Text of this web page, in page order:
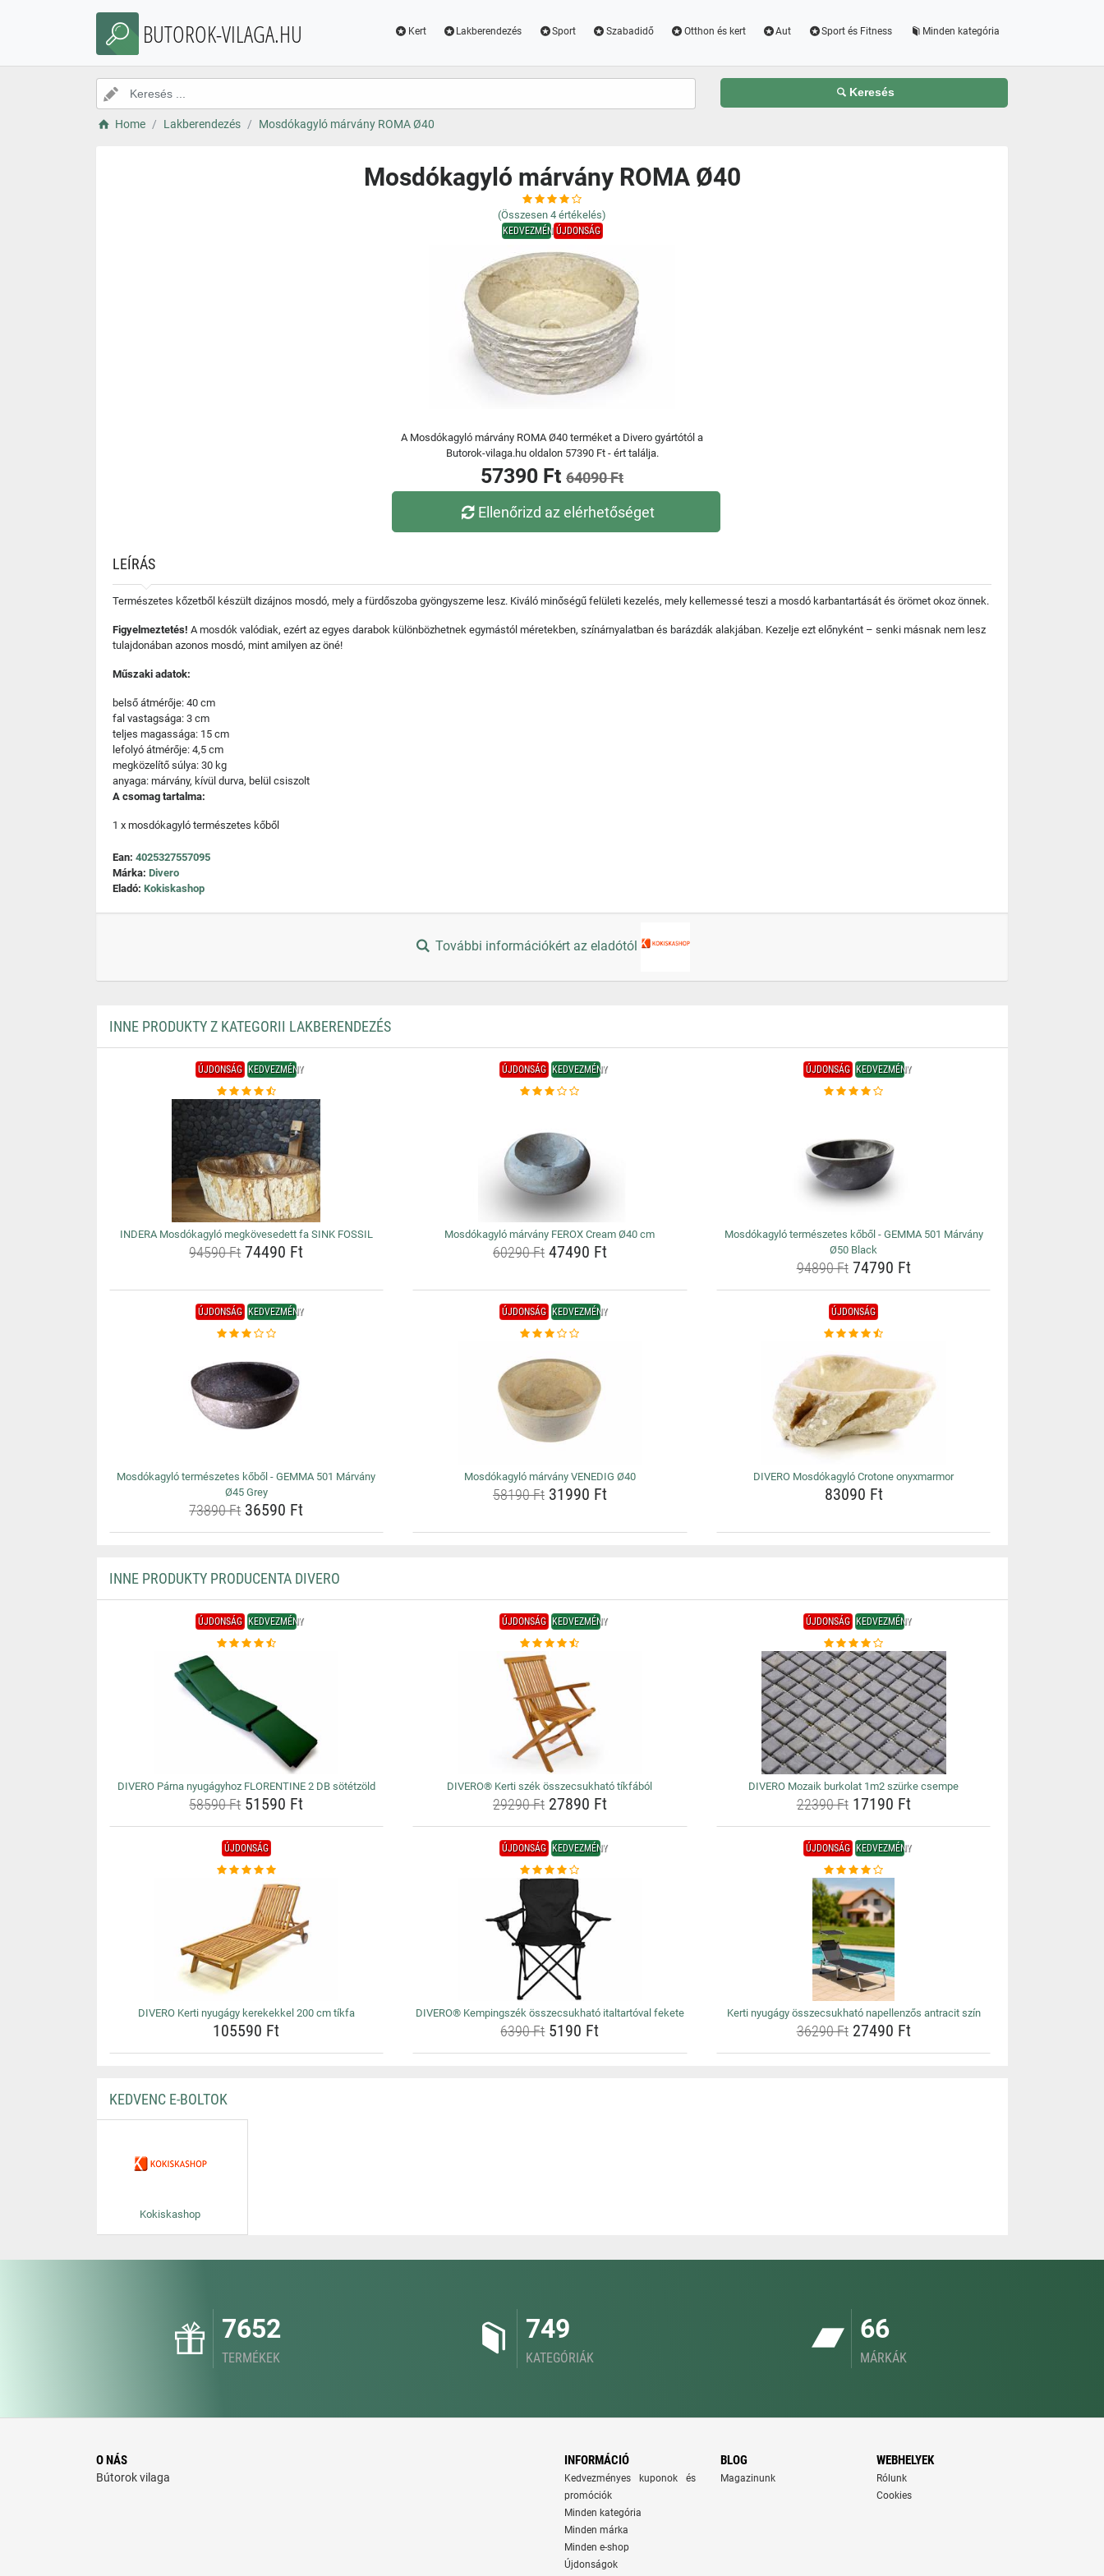
BUTOROK-VILAGA.HU Kert Lakberendezés Sport Szabadidő Otthon és kert Aut Sport és Fitness Minden kategória
Keresés
Home Lakberendezés Mosdókagyló márvány ROMA Ø40
Mosdókagyló márvány ROMA Ø40
(Összesen 4 értékelés)
KEDVEZMÉNYÚJDONSÁG
A Mosdókagyló márvány ROMA Ø40 terméket a Divero gyártótól a
Butorok-vilaga.hu oldalon 57390 Ft - ért találja.
57390 Ft 64090 Ft
Ellenőrizd az elérhetőséget
LEÍRÁS
Természetes kőzetből készült dizájnos mosdó, mely a fürdőszoba gyöngyszeme lesz. Kiváló minőségű felületi kezelés, mely kellemessé teszi a mosdó karbantartását és örömet okoz önnek.
Figyelmeztetés! A mosdók valódiak, ezért az egyes darabok különbözhetnek egymástól méretekben, színárnyalatban és barázdák alakjában. Kezelje ezt előnyként – senki másnak nem lesz
tulajdonában azonos mosdó, mint amilyen az öné!
Műszaki adatok:
belső átmérője: 40 cm
fal vastagsága: 3 cm
teljes magassága: 15 cm
lefolyó átmérője: 4,5 cm
megközelítő súlya: 30 kg
anyaga: márvány, kívül durva, belül csiszolt
A csomag tartalma:
1 x mosdókagyló természetes kőből
Ean: 4025327557095
Márka: Divero
Eladó: Kokiskashop
További információkért az eladótól
INNE PRODUKTY Z KATEGORII LAKBERENDEZÉS
ÚJDONSÁG KEDVEZMÉNY
INDERA Mosdókagyló megkövesedett fa SINK FOSSIL
94590 Ft74490 Ft
ÚJDONSÁG KEDVEZMÉNY
Mosdókagyló márvány FEROX Cream Ø40 cm
60290 Ft47490 Ft
ÚJDONSÁG KEDVEZMÉNY
Mosdókagyló természetes kőből - GEMMA 501 Márvány
Ø50 Black
94890 Ft74790 Ft
ÚJDONSÁG KEDVEZMÉNY
Mosdókagyló természetes kőből - GEMMA 501 Márvány
Ø45 Grey
73890 Ft36590 Ft
ÚJDONSÁG KEDVEZMÉNY
Mosdókagyló márvány VENEDIG Ø40
58190 Ft31990 Ft
ÚJDONSÁG
DIVERO Mosdókagyló Crotone onyxmarmor
83090 Ft
INNE PRODUKTY PRODUCENTA DIVERO
ÚJDONSÁG KEDVEZMÉNY
DIVERO Párna nyugágyhoz FLORENTINE 2 DB sötétzöld
58590 Ft51590 Ft
ÚJDONSÁG KEDVEZMÉNY
DIVERO® Kerti szék összecsukható tíkfából
29290 Ft27890 Ft
ÚJDONSÁG KEDVEZMÉNY
DIVERO Mozaik burkolat 1m2 szürke csempe
22390 Ft17190 Ft
ÚJDONSÁG
DIVERO Kerti nyugágy kerekekkel 200 cm tíkfa
105590 Ft
ÚJDONSÁG KEDVEZMÉNY
DIVERO® Kempingszék összecsukható italtartóval fekete
6390 Ft5190 Ft
ÚJDONSÁG KEDVEZMÉNY
Kerti nyugágy összecsukható napellenzős antracit szín
36290 Ft27490 Ft
KEDVENC E-BOLTOK
Kokiskashop
7652
TERMÉKEK
749
KATEGÓRIÁK
66
MÁRKÁK
O NÁS
Bútorok vilaga
INFORMÁCIÓ
Kedvezményes kuponok és
promóciók
Minden kategória
Minden márka
Minden e-shop
Újdonságok
BLOG
Magazinunk
WEBHELYEK
Rólunk
Cookies